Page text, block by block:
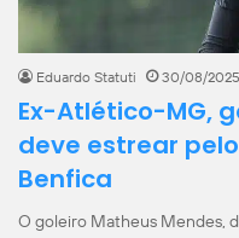
Eduardo Statuti 30/08/2025
Ex-Atlético-MG,
deve estrear
Benfica
O goleiro Matheus Mendes,